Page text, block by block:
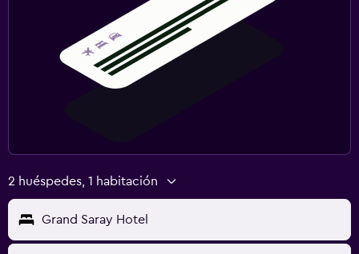
2 huéspedes, 1 habitación
Grand Saray Hotel